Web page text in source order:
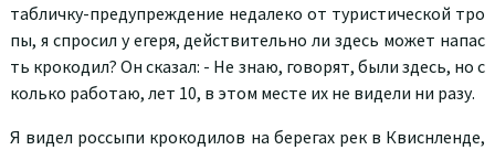
табличку-предупреждение недалеко от туристической тро
пы, я спросил у егеря, действительно ли здесь может напас
ть крокодил? Он сказал: - Не знаю, говорят, были здесь, но с
колько работаю, лет 10, в этом месте их не видели ни разу.
Я видел россыпи крокодилов на берегах рек в Квиснленде,